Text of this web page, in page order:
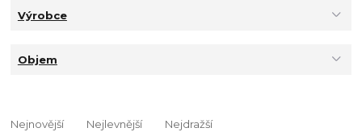
Výrobce
Objem
Nejnovější Nejlevnější Nejdražší